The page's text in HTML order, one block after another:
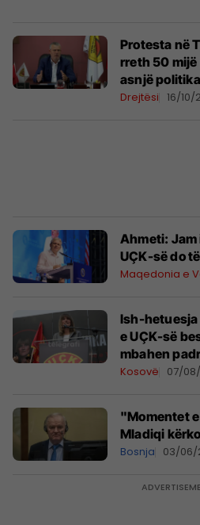
Protesta në
rreth 50
asnjë
Drejtësi 16/10/
Ahmeti:
UÇK-së do
Maqedonia e
Ish-hetuesja
e UÇK-së
mbahen
Kosovë 07/
"Momentet
Mladiqi
Bosnja 03/06/